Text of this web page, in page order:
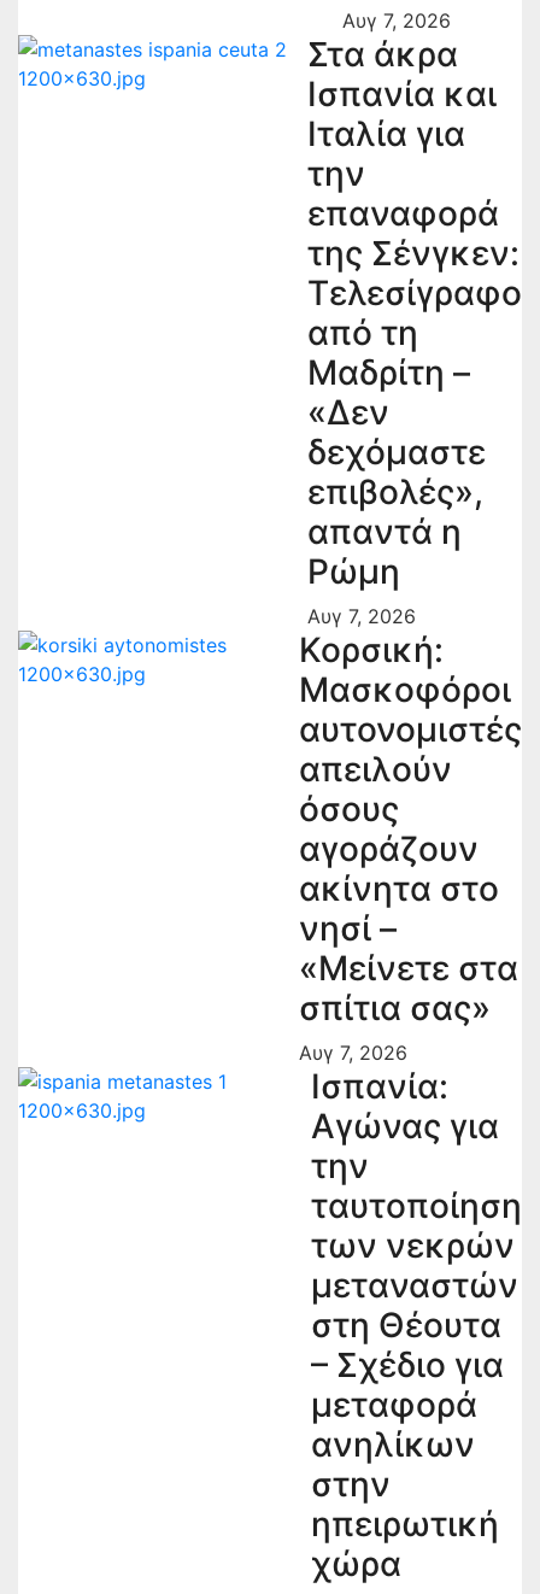
Αυγ 7, 2026
Στα άκρα
Ισπανία και
Ιταλία για
την
επαναφορά
της Σένγκεν:
Τελεσίγραφο
από τη
Μαδρίτη –
«Δεν
δεχόμαστε
επιβολές»,
απαντά η
Ρώμη
Αυγ 7, 2026
Κορσική:
Μασκοφόροι
αυτονομιστές
απειλούν
όσους
αγοράζουν
ακίνητα στο
νησί –
«Μείνετε στα
σπίτια σας»
Αυγ 7, 2026
Ισπανία:
Αγώνας για
την
ταυτοποίηση
των νεκρών
μεταναστών
στη Θέουτα
– Σχέδιο για
μεταφορά
ανηλίκων
στην
ηπειρωτική
χώρα